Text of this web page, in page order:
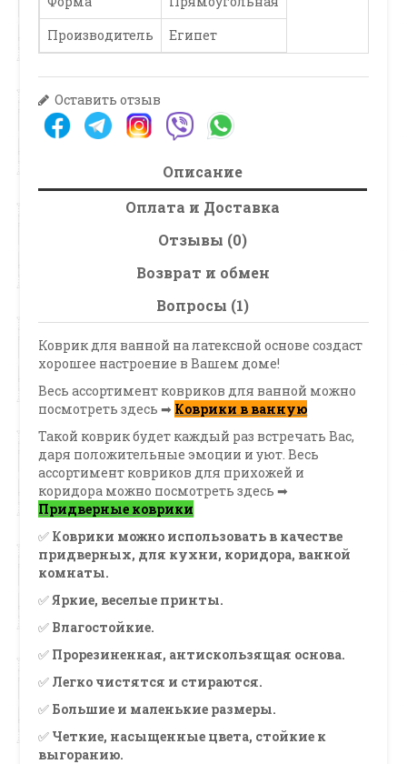
Производитель
Египет
Оставить отзыв
Описание
Оплата и Доставка
Отзывы (0)
Возврат и обмен
Вопросы (1)
Коврик для ванной на латексной основе создаст
хорошее настроение в Вашем доме!
Весь ассортимент ковриков для ванной можно
посмотреть здесь ➡ Коврики в ванную
Такой коврик будет каждый раз встречать Вас,
даря положительные эмоции и уют. Весь
ассортимент ковриков для прихожей и
коридора можно посмотреть здесь ➡
Придверные коврики
✅ Коврики можно использовать в качестве
придверных, для кухни, коридора, ванной
комнаты.
✅Яркие, веселые принты.
✅ Влагостойкие.
✅ Прорезиненная, антискользящая основа.
✅ Легко чистятся и стираются.
✅ Большие и маленькие размеры.
✅ Четкие, насыщенные цвета, стойкие к
выгоранию.